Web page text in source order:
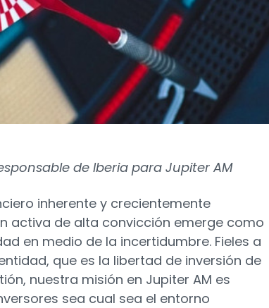
de Iberia para Jupiter AM
inherente y crecientemente
activa de alta convicción emerge como
en medio de la incertidumbre. Fieles a
que es la libertad de inversión de
nuestra misión en Jupiter AM es
sea cual sea el entorno